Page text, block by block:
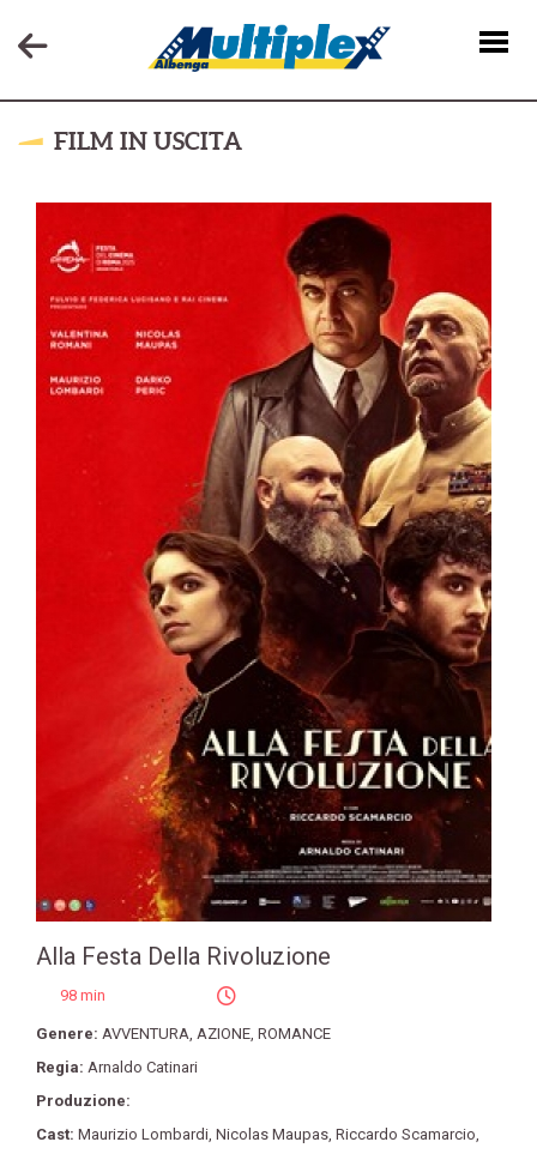
FILM IN USCITA
Alla Festa Della Rivoluzione
98 min
Genere: AVVENTURA, AZIONE, ROMANCE
Regia: Arnaldo Catinari
Produzione:
Cast: Maurizio Lombardi, Nicolas Maupas, Riccardo Scamarcio,